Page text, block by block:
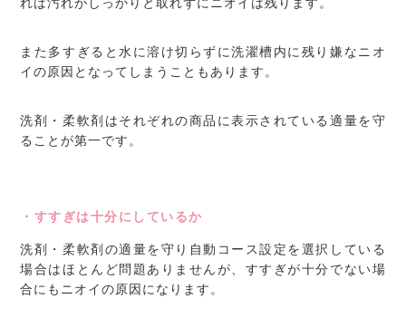
また多すぎると水に溶け切らずに洗濯槽内に残り嫌なニオ
イの原因となってしまうこともあります。
洗剤・柔軟剤はそれぞれの商品に表示されている適量を守
ることが第一です。
・すすぎは十分にしているか
洗剤・柔軟剤の適量を守り自動コース設定を選択している
場合はほとんど問題ありませんが、すすぎが十分でない場
合にもニオイの原因になります。